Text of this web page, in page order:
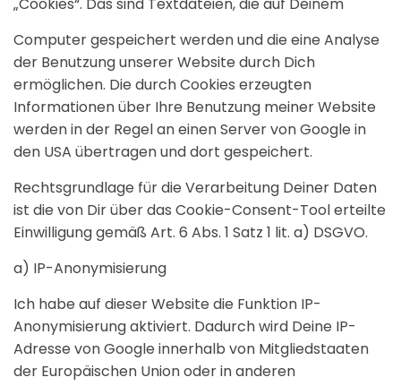
Computer gespeichert werden und die eine Analyse
der Benutzung unserer Website durch Dich
ermöglichen. Die durch Cookies erzeugten
Informationen über Ihre Benutzung meiner Website
werden in der Regel an einen Server von Google in
den USA übertragen und dort gespeichert.
Rechtsgrundlage für die Verarbeitung Deiner Daten
ist die von Dir über das Cookie-Consent-Tool erteilte
Einwilligung gemäß Art. 6 Abs. 1 Satz 1 lit. a) DSGVO.
a) IP-Anonymisierung
Ich habe auf dieser Website die Funktion IP-
Anonymisierung aktiviert. Dadurch wird Deine IP-
Adresse von Google innerhalb von Mitgliedstaaten
der Europäischen Union oder in anderen